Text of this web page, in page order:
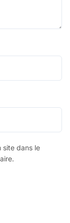
site dans le